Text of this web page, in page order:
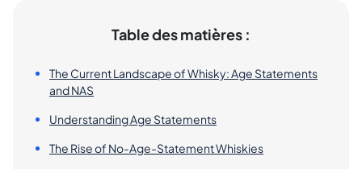
Table des matières :
The Current Landscape of Whisky: Age Statements
and NAS
Understanding Age Statements
The Rise of No-Age-Statement Whiskies